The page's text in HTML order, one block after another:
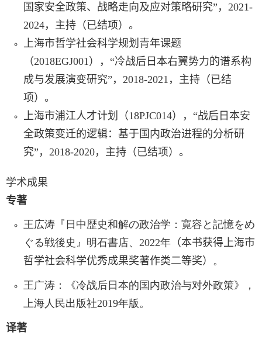
国家安全政策、战略走向及应对策略研究”， 2021-
2024，主持（已结项） 。
上海市哲学社会科学规划青年课题
（2018EGJ001 ），“冷战后日本右翼势力的谱系构
成与发展演变研究”， 2018-2021 ，主持（已结
项）。
上海市浦江人才计划（18PJC014），“战后日本安
全政策变迁的逻辑：基于国内政治进程的分析研
究”， 2018-2020，主持（已结项）。
学术成果
专著
王広涛『日中歴史和解の政治学：寛容と記憶をめ
ぐる戦後史』明石書店、 2022年 （本书获得上海市
哲学社会科学优秀成果奖著作类二等奖） 。
王广涛：《冷战后日本的国内政治与对外政策》，
上海人民出版社2019年版。
译著